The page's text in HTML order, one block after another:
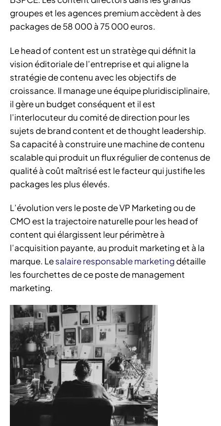
groupes et les agences premium accèdent à des
packages de 58 000 à 75 000 euros.
Le head of content est un stratège qui définit la
vision éditoriale de l’entreprise et qui aligne la
stratégie de contenu avec les objectifs de
croissance. Il manage une équipe pluridisciplinaire,
il gère un budget conséquent et il est
l’interlocuteur du comité de direction pour les
sujets de brand content et de thought leadership.
Sa capacité à construire une machine de contenu
scalable qui produit un flux régulier de contenus de
qualité à coût maîtrisé est le facteur qui justifie les
packages les plus élevés.
L’évolution vers le poste de VP Marketing ou de
CMO est la trajectoire naturelle pour les head of
content qui élargissent leur périmètre à
l’acquisition payante, au produit marketing et à la
marque. Lesalaire responsable marketing détaille
les fourchettes de ce poste de management
marketing.